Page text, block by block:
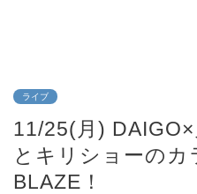
ライブ
11/25(月)
とキリショーのカ
BLAZE！